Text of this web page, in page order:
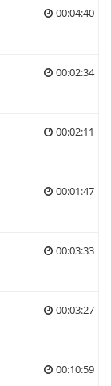
00:04:40
00:02:34
00:02:11
00:01:47
00:03:33
00:03:27
00:10:59